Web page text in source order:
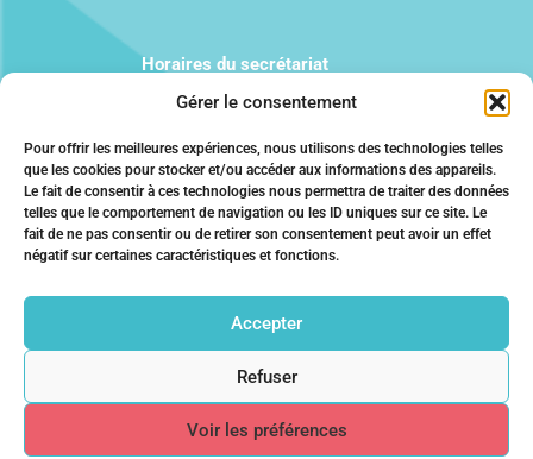
Gérer le consentement
Pour offrir les meilleures expériences, nous utilisons des technologies telles
que les cookies pour stocker et/ou accéder aux informations des appareils.
Le fait de consentir à ces technologies nous permettra de traiter des données
telles que le comportement de navigation ou les ID uniques sur ce site. Le
fait de ne pas consentir ou de retirer son consentement peut avoir un effet
négatif sur certaines caractéristiques et fonctions.
Accepter
Refuser
Voir les préférences
Horaires du secrétariat
9h à 12h et 13h à 17 h
03 67 22 04 44
Mentions légales
Politique de confidentialité
Liens utiles
Contact